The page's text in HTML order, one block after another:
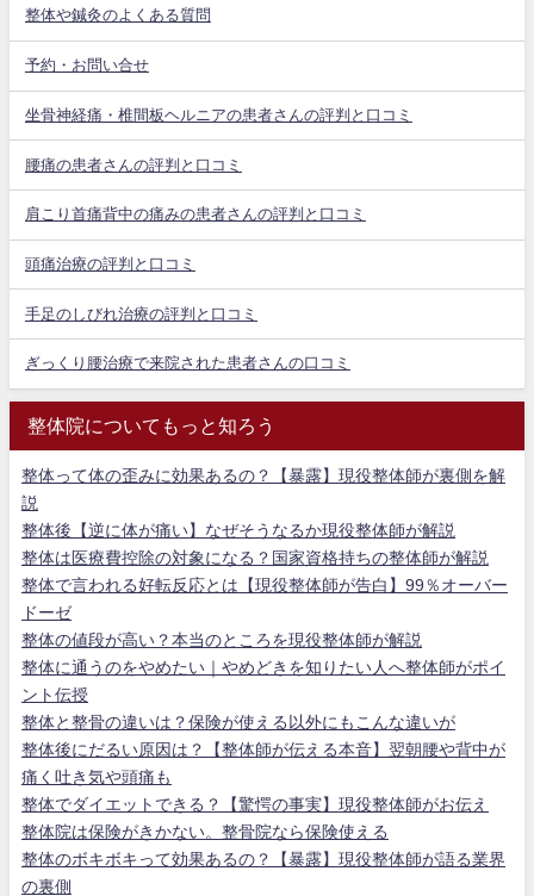
整体や鍼灸のよくある質問
予約・お問い合せ
坐骨神経痛・椎間板ヘルニアの患者さんの評判と口コミ
腰痛の患者さんの評判と口コミ
肩こり首痛背中の痛みの患者さんの評判と口コミ
頭痛治療の評判と口コミ
手足のしびれ治療の評判と口コミ
ぎっくり腰治療で来院された患者さんの口コミ
整体院についてもっと知ろう
整体って体の歪みに効果あるの？【暴露】現役整体師が裏側を解
説
整体後【逆に体が痛い】なぜそうなるか現役整体師が解説
整体は医療費控除の対象になる？国家資格持ちの整体師が解説
整体で言われる好転反応とは【現役整体師が告白】99％オーバー
ドーゼ
整体の値段が高い？本当のところを現役整体師が解説
整体に通うのをやめたい｜やめどきを知りたい人へ整体師がポイ
ント伝授
整体と整骨の違いは？保険が使える以外にもこんな違いが
整体後にだるい原因は？【整体師が伝える本音】翌朝腰や背中が
痛く吐き気や頭痛も
整体でダイエットできる？【驚愕の事実】現役整体師がお伝え
整体院は保険がきかない。整骨院なら保険使える
整体のボキボキって効果あるの？【暴露】現役整体師が語る業界
の裏側